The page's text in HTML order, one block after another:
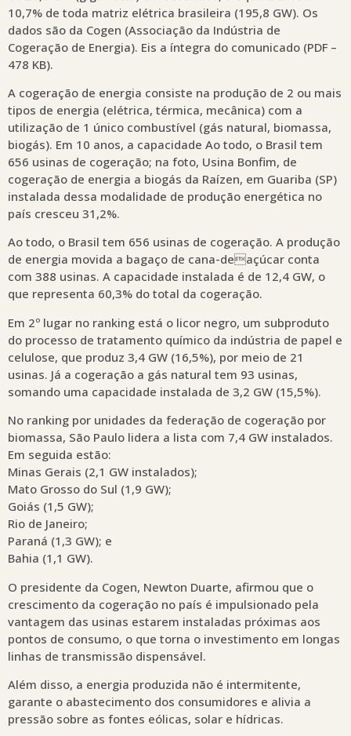
10,7% de toda matriz elétrica brasileira (195,8 GW). Os
dados são da Cogen (Associação da Indústria de
Cogeração de Energia). Eis a íntegra do comunicado (PDF –
478 KB).
A cogeração de energia consiste na produção de 2 ou mais
tipos de energia (elétrica, térmica, mecânica) com a
utilização de 1 único combustível (gás natural, biomassa,
biogás). Em 10 anos, a capacidade Ao todo, o Brasil tem
656 usinas de cogeração; na foto, Usina Bonfim, de
cogeração de energia a biogás da Raízen, em Guariba (SP)
instalada dessa modalidade de produção energética no
país cresceu 31,2%.
Ao todo, o Brasil tem 656 usinas de cogeração. A produção
de energia movida a bagaço de cana-deaçúcar conta
com 388 usinas. A capacidade instalada é de 12,4 GW, o
que representa 60,3% do total da cogeração.
Em 2º lugar no ranking está o licor negro, um subproduto
do processo de tratamento químico da indústria de papel e
celulose, que produz 3,4 GW (16,5%), por meio de 21
usinas. Já a cogeração a gás natural tem 93 usinas,
somando uma capacidade instalada de 3,2 GW (15,5%).
No ranking por unidades da federação de cogeração por
biomassa, São Paulo lidera a lista com 7,4 GW instalados.
Em seguida estão:
Minas Gerais (2,1 GW instalados);
Mato Grosso do Sul (1,9 GW);
Goiás (1,5 GW);
Rio de Janeiro;
Paraná (1,3 GW); e
Bahia (1,1 GW).
O presidente da Cogen, Newton Duarte, afirmou que o
crescimento da cogeração no país é impulsionado pela
vantagem das usinas estarem instaladas próximas aos
pontos de consumo, o que torna o investimento em longas
linhas de transmissão dispensável.
Além disso, a energia produzida não é intermitente,
garante o abastecimento dos consumidores e alivia a
pressão sobre as fontes eólicas, solar e hídricas.